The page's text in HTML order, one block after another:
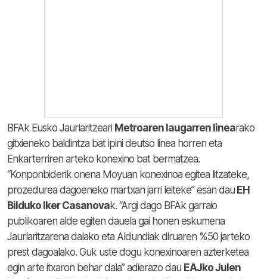
BFAk Eusko Jaurlaritzeari Metroaren laugarren linearako
gitxieneko baldintza bat ipini deutso linea horren eta
Enkarterriren arteko konexino bat bermatzea.
“Konponbiderik onena Moyuan konexinoa egitea litzateke,
prozedurea dagoeneko martxan jarri leiteke” esan dau EH
Bilduko Iker Casanovak. “Argi dago BFAk garraio
publikoaren alde egiten dauela gai honen eskumena
Jaurlaritzarena dalako eta Aldundiak diruaren %50 jarteko
prest dagoalako. Guk uste dogu konexinoaren azterketea
egin arte itxaron behar dala” adierazo dau EAJko Julen